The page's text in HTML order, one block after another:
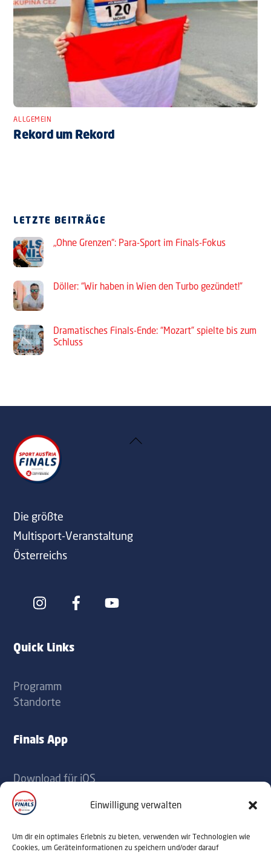
Einwilligung verwalten
Um dir ein optimales Erlebnis zu bieten, verwenden wir Technologien wie
Cookies, um Geräteinformationen zu speichern und/oder darauf
ALLGEMEIN
Rekord um Rekord
LETZTE BEITRÄGE
„Ohne Grenzen“: Para-Sport im Finals-Fokus
Döller: “Wir haben in Wien den Turbo gezündet!”
Dramatisches Finals-Ende: “Mozart” spielte bis zum
Schluss
Back
Die größte
Multisport-Veranstaltung
Österreichs
Icon
Icon
Quick Links
Programm
Standorte
Finals App
Download für iOS
Download für Android
Kontakt